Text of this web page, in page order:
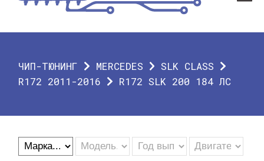
О КОМПАНИИ
ГАРАНТИЯ
ЧИП-ТЮНИНГ MERCEDES
SLK CLASS
R172 2011-2016
R172 SLK 200 184 ЛС